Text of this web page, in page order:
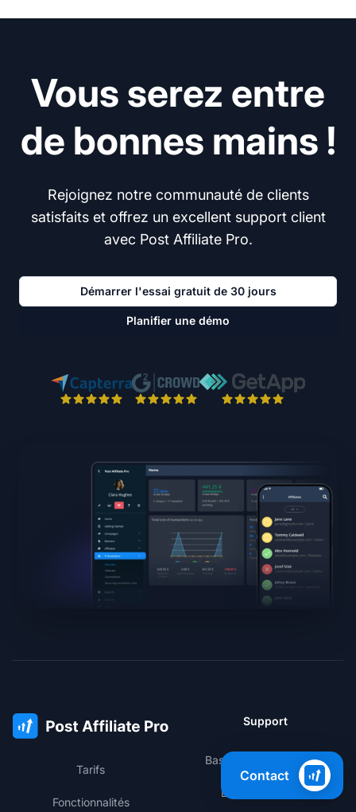
Vous serez entre
de bonnes mains !
Rejoignez notre communauté de clients
satisfaits et offrez un excellent support client
avec Post Affiliate Pro.
Démarrer l'essai gratuit de 30 jours
Planifier une démo
Tarifs
Fonctionnalités
Support
Base de connaissances
Espace membres
Contact